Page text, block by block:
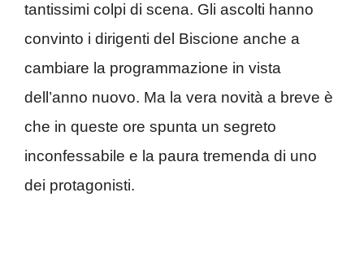
tantissimi colpi di scena. Gli ascolti hanno
convinto i dirigenti del Biscione anche a
cambiare la programmazione in vista
dell’anno nuovo. Ma la vera novità a breve è
che in queste ore spunta un segreto
inconfessabile e la paura tremenda di uno
dei protagonisti.